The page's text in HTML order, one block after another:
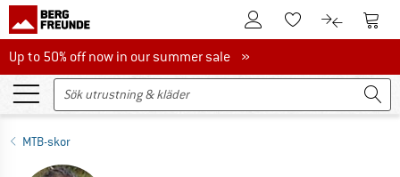
Till kundkontotTill minneslistan.
Till Till
Up to 50% off now in our summer sale
Up to 50% off now in our summer sale »
MTB-skor